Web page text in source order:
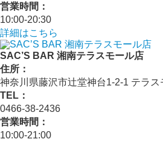
営業時間：
10:00-20:30
詳細はこちら
SAC’S BAR 湘南テラスモール店
住所：
神奈川県藤沢市辻堂神台1-2-1 テラ
TEL：
0466-38-2436
営業時間：
10:00-21:00